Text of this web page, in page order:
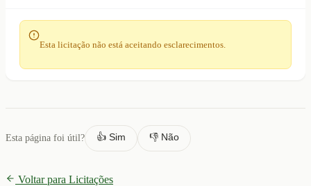
Esta licitação não está aceitando esclarecimentos.
Esta página foi útil? 👍 Sim 👎 Não
Voltar para Licitações